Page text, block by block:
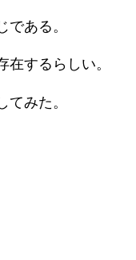
ある。
するらしい。
みた。